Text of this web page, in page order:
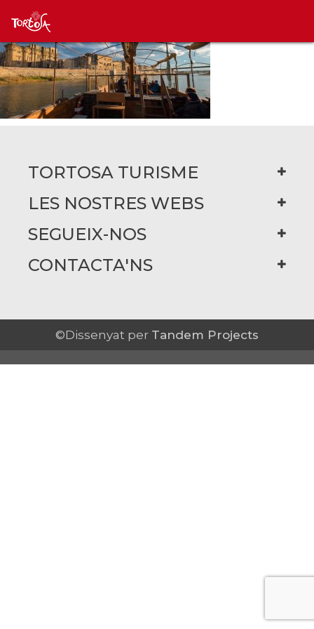
TORTOSA TURISME
LES NOSTRES WEBS
SEGUEIX-NOS
CONTACTA'NS
©Dissenyat per Tandem Projects